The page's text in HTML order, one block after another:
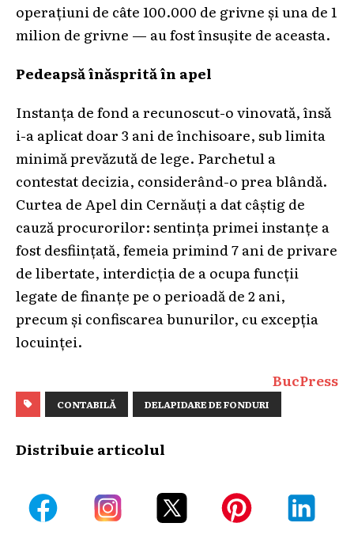
operațiuni de câte 100.000 de grivne și una de 1
milion de grivne — au fost însuşite de aceasta.
Pedeapsă înăsprită în apel
Instanța de fond a recunoscut-o vinovată, însă
i-a aplicat doar 3 ani de închisoare, sub limita
minimă prevăzută de lege. Parchetul a
contestat decizia, considerând-o prea blândă.
Curtea de Apel din Cernăuți a dat câștig de
cauză procurorilor: sentința primei instanțe a
fost desființată, femeia primind 7 ani de privare
de libertate, interdicția de a ocupa funcții
legate de finanțe pe o perioadă de 2 ani,
precum și confiscarea bunurilor, cu excepția
locuinței.
BucPress
CONTABILĂ DELAPIDARE DE FONDURI
Distribuie articolul